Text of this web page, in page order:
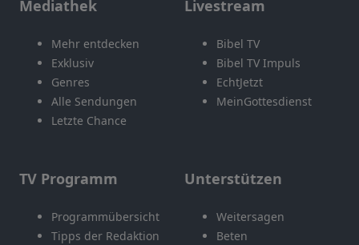
Mediathek
Mehr entdecken
Exklusiv
Genres
Alle Sendungen
Letzte Chance
Livestream
Bibel TV
Bibel TV Impuls
EchtJetzt
MeinGottesdienst
TV Programm
Programmübersicht
Tipps der Redaktion
Unterstützen
Weitersagen
Beten